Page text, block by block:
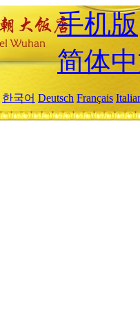
手机版
简体
한국어 Deutsch Français